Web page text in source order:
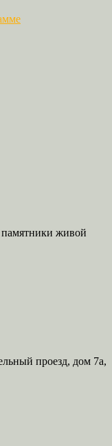
проезд, дом 7а,